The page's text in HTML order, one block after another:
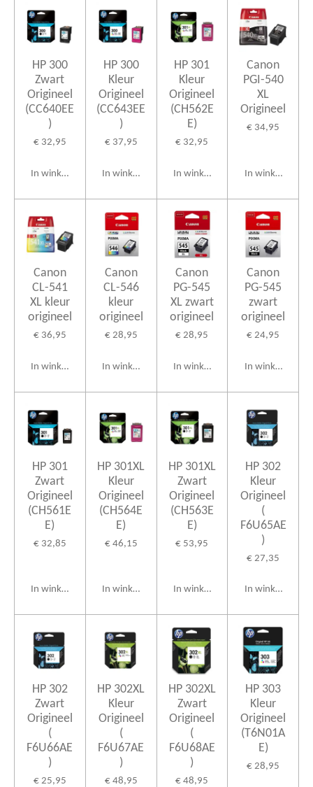
HP 300
Zwart
Origineel
(CC640EE
)
€ 32,95
In winkelwagen
HP 300
Kleur
Origineel
(CC643EE
)
€ 37,95
In winkelwagen
HP 301
Kleur
Origineel
(CH562E
E)
€ 32,95
In winkelwagen
Canon
PGI-540
XL
Origineel
€ 34,95
In winkelwagen
Canon
CL-541
XL kleur
origineel
€ 36,95
In winkelwagen
Canon
CL-546
kleur
origineel
€ 28,95
In winkelwagen
Canon
PG-545
XL zwart
origineel
€ 28,95
In winkelwagen
Canon
PG-545
zwart
origineel
€ 24,95
In winkelwagen
HP 301
Zwart
Origineel
(CH561E
E)
€ 32,85
In winkelwagen
HP 301XL
Kleur
Origineel
(CH564E
E)
€ 46,15
In winkelwagen
HP 301XL
Zwart
Origineel
(CH563E
E)
€ 53,95
In winkelwagen
HP 302
Kleur
Origineel
(
F6U65AE
)
€ 27,35
In winkelwagen
HP 302
Zwart
Origineel
(
F6U66AE
)
€ 25,95
HP 302XL
Kleur
Origineel
(
F6U67AE
)
€ 48,95
HP 302XL
Zwart
Origineel
(
F6U68AE
)
€ 48,95
HP 303
Kleur
Origineel
(T6N01A
E)
€ 28,95